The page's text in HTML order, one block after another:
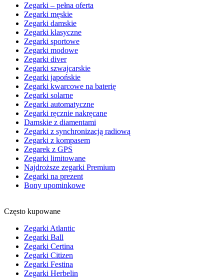
Zegarki – pełna oferta
Zegarki męskie
Zegarki damskie
Zegarki klasyczne
Zegarki sportowe
Zegarki modowe
Zegarki diver
Zegarki szwajcarskie
Zegarki japońskie
Zegarki kwarcowe na baterię
Zegarki solarne
Zegarki automatyczne
Zegarki ręcznie nakręcane
Damskie z diamentami
Zegarki z synchronizacją radiową
Zegarki z kompasem
Zegarek z GPS
Zegarki limitowane
Najdroższe zegarki Premium
Zegarki na prezent
Bony upominkowe
Często kupowane
Zegarki Atlantic
Zegarki Ball
Zegarki Certina
Zegarki Citizen
Zegarki Festina
Zegarki Herbelin